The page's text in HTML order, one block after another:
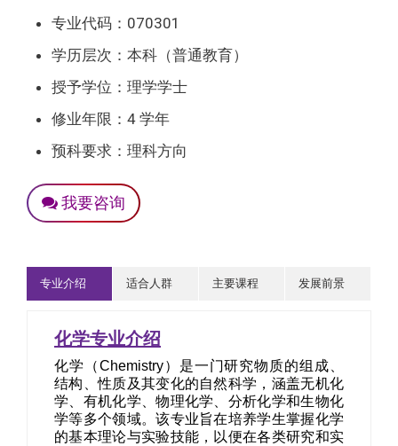
专业代码：070301
学历层次：本科（普通教育）
授予学位：理学学士
修业年限：4 学年
预科要求：理科方向
我要咨询
专业介绍 适合人群 主要课程 发展前景
化学专业介绍
化学（Chemistry）是一门研究物质的组成、
结构、性质及其变化的自然科学，涵盖无机化
学、有机化学、物理化学、分析化学和生物化
学等多个领域。该专业旨在培养学生掌握化学
的基本理论与实验技能，以便在各类研究和实